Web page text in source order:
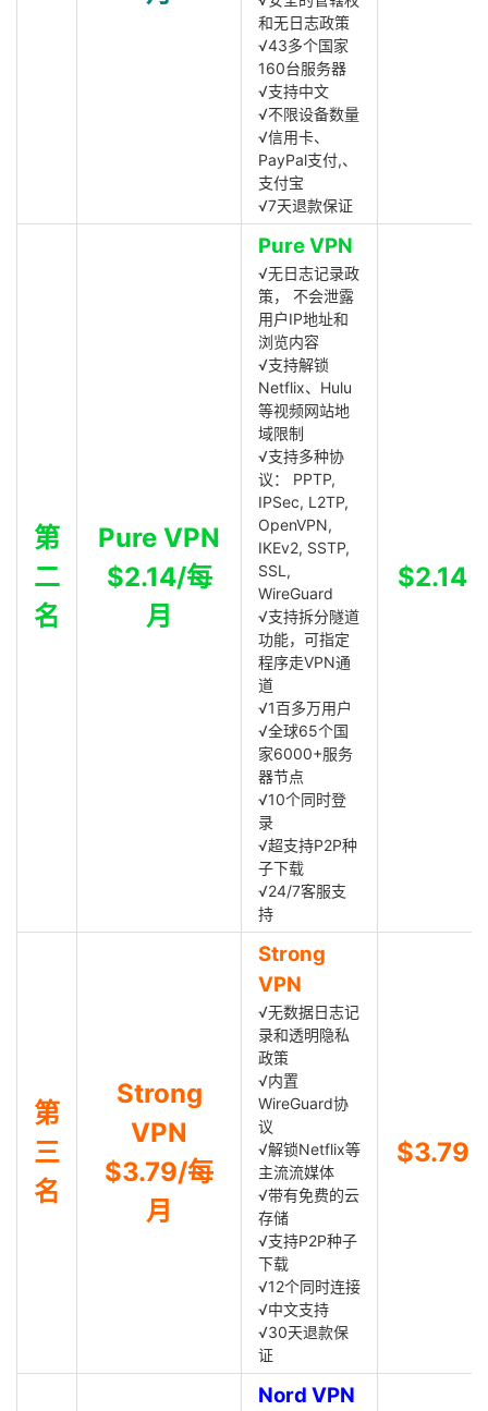
和无日志政策
√43多个国家
160台服务器
√支持中文
√不限设备数量
√信用卡、
PayPal支付,、
支付宝
√7天退款保证
第
二
名
Pure VPN
$2.14/每
月
Pure VPN
√无日志记录政
策， 不会泄露
用户IP地址和
浏览内容
√支持解锁
Netflix、Hulu
等视频网站地
域限制
√支持多种协
议： PPTP,
IPSec, L2TP,
OpenVPN,
IKEv2, SSTP,
SSL,
WireGuard
√支持拆分隧道
功能，可指定
程序走VPN通
道
√1百多万用户
√全球65个国
家6000+服务
器节点
√10个同时登
录
√超支持P2P种
子下载
√24/7客服支
持
$2.14
第
三
名
Strong
VPN
$3.79/每
月
Strong
VPN
√无数据日志记
录和透明隐私
政策
√内置
WireGuard协
议
√解锁Netflix等
主流流媒体
√带有免费的云
存储
√支持P2P种子
下载
√12个同时连接
√中文支持
√30天退款保
证
$3.79
Nord VPN